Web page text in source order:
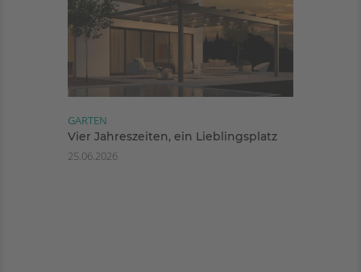
GARTEN
Vier Jahreszeiten, ein Lieblingsplatz
25.06.2026